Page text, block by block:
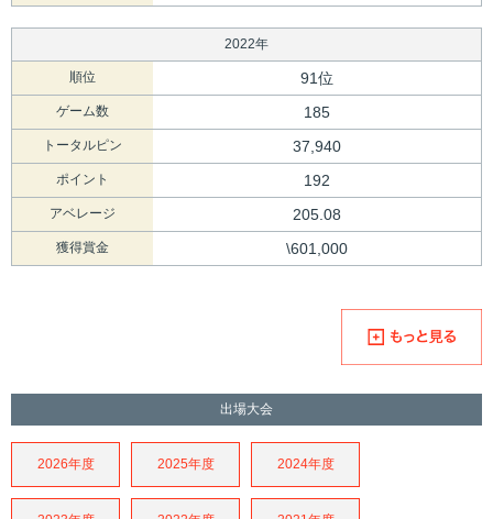
2022年
順位 91位
ゲーム数 185
トータルピン 37,940
ポイント 192
アベレージ 205.08
獲得賞金 \601,000
出場大会
2026年度 2025年度 2024年度